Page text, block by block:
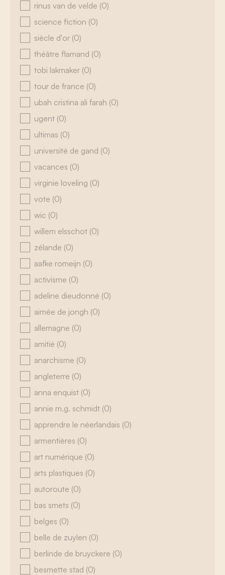
rinus van de velde (0)
science fiction (0)
siècle d'or (0)
théâtre flamand (0)
tobi lakmaker (0)
tour de france (0)
ubah cristina ali farah (0)
ugent (0)
ultimas (0)
université de gand (0)
vacances (0)
virginie loveling (0)
vote (0)
wic (0)
willem elsschot (0)
zélande (0)
aafke romeijn (0)
activisme (0)
adeline dieudonné (0)
aimée de jongh (0)
allemagne (0)
amitié (0)
anarchisme (0)
angleterre (0)
anna enquist (0)
annie m.g. schmidt (0)
apprendre le néerlandais (0)
armentières (0)
art numérique (0)
arts plastiques (0)
autoroute (0)
bas smets (0)
belges (0)
belle de zuylen (0)
berlinde de bruyckere (0)
besmette stad (0)